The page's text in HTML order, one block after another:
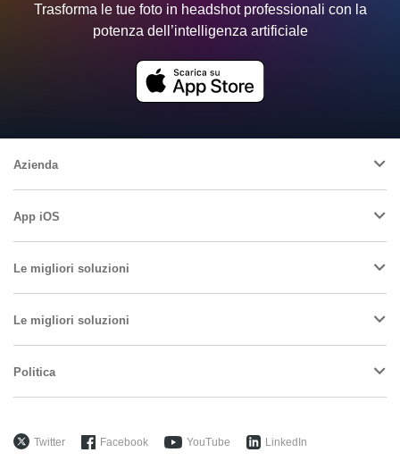
Trasforma le tue foto in headshot professionali con la
potenza dell’intelligenza artificiale
Azienda
App iOS
Le migliori soluzioni
Le migliori soluzioni
Politica
Twitter Facebook YouTube LinkedIn